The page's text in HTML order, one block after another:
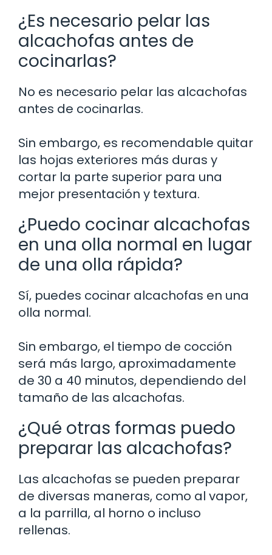
¿Es necesario pelar las
alcachofas antes de
cocinarlas?
No es necesario pelar las alcachofas
antes de cocinarlas.
Sin embargo, es recomendable quitar
las hojas exteriores más duras y
cortar la parte superior para una
mejor presentación y textura.
¿Puedo cocinar alcachofas
en una olla normal en lugar
de una olla rápida?
Sí, puedes cocinar alcachofas en una
olla normal.
Sin embargo, el tiempo de cocción
será más largo, aproximadamente
de 30 a 40 minutos, dependiendo del
tamaño de las alcachofas.
¿Qué otras formas puedo
preparar las alcachofas?
Las alcachofas se pueden preparar
de diversas maneras, como al vapor,
a la parrilla, al horno o incluso
rellenas.